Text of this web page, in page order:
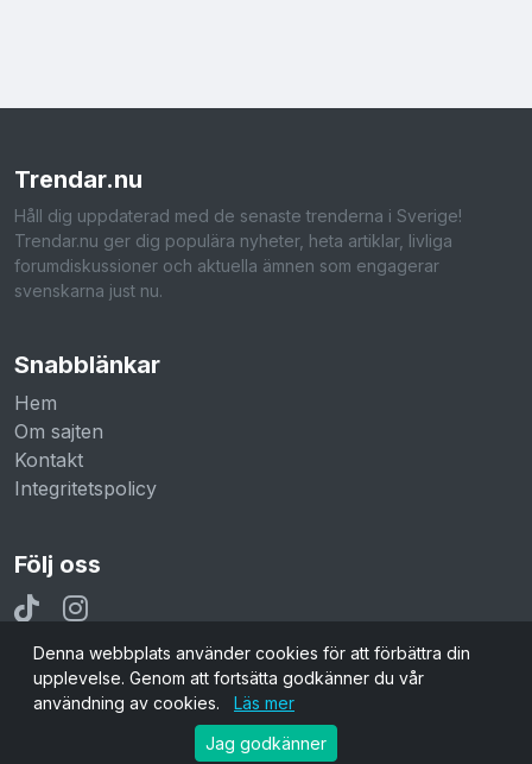
Trendar.nu
Håll dig uppdaterad med de senaste trenderna i Sverige!
Trendar.nu ger dig populära nyheter, heta artiklar, livliga
forumdiskussioner och aktuella ämnen som engagerar
svenskarna just nu.
Snabblänkar
Hem
Om sajten
Kontakt
Integritetspolicy
Följ oss
© 2026 Trendar.nu. Alla rättigheter reserverade.
Denna webbplats använder cookies för att förbättra din
upplevelse. Genom att fortsätta godkänner du vår
användning av cookies.
Läs mer
Jag godkänner